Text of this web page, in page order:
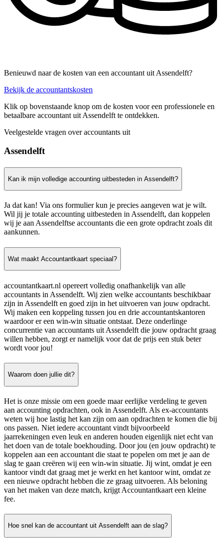
Benieuwd naar de kosten van een accountant uit Assendelft?
Bekijk de accountantskosten
Klik op bovenstaande knop om de kosten voor een professionele en
betaalbare accountant uit Assendelft te ontdekken.
Veelgestelde vragen over accountants uit
Assendelft
Kan ik mijn volledige accounting uitbesteden in Assendelft?
Ja dat kan! Via ons formulier kun je precies aangeven wat je wilt.
Wil jij je totale accounting uitbesteden in Assendelft, dan koppelen
wij je aan Assendelftse accountants die een grote opdracht zoals dit
aankunnen.
Wat maakt Accountantkaart speciaal?
accountantkaart.nl opereert volledig onafhankelijk van alle
accountants in Assendelft. Wij zien welke accountants beschikbaar
zijn in Assendelft en goed zijn in het uitvoeren van jouw opdracht.
Wij maken een koppeling tussen jou en drie accountantskantoren
waardoor er een win-win situatie ontstaat. Deze onderlinge
concurrentie van accountants uit Assendelft die jouw opdracht graag
willen hebben, zorgt er namelijk voor dat de prijs een stuk beter
wordt voor jou!
Waarom doen jullie dit?
Het is onze missie om een goede maar eerlijke verdeling te geven
aan accounting opdrachten, ook in Assendelft. Als ex-accountants
weten wij hoe lastig het kan zijn om aan opdrachten te komen die bij
ons passen. Niet iedere accountant vindt bijvoorbeeld
jaarrekeningen even leuk en anderen houden eigenlijk niet echt van
het doen van de totale boekhouding. Door jou (en jouw opdracht) te
koppelen aan een accountant die staat te popelen om met je aan de
slag te gaan creëren wij een win-win situatie. Jij wint, omdat je een
kantoor vindt dat graag met je werkt en het kantoor wint, omdat ze
een nieuwe opdracht hebben die ze graag uitvoeren. Als beloning
van het maken van deze match, krijgt Accountantkaart een kleine
fee.
Hoe snel kan de accountant uit Assendelft aan de slag?